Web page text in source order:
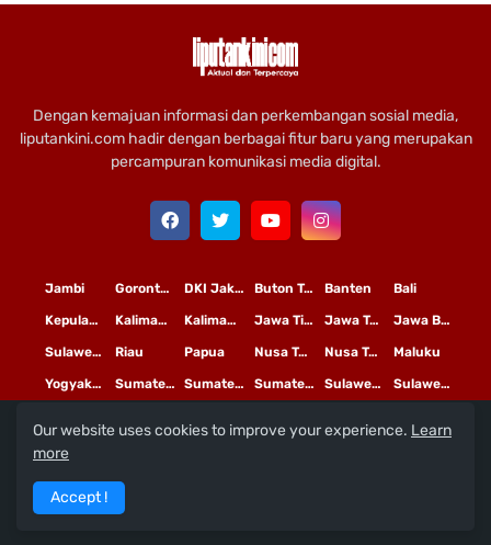
Dengan kemajuan informasi dan perkembangan sosial media,
liputankini.com hadir dengan berbagai fitur baru yang merupakan
percampuran komunikasi media digital.
Bali
Banten
Buton Tengah
DKI Jakarta
Gorontalo
Jambi
Jawa Barat
Jawa Tengah
Jawa Timur
Kalimantan Tengah
Kalimantan Timur
Kepulauan Riau
Maluku
Nusa Tenggara Barat
Nusa Tenggara Timur
Papua
Riau
Sulawesi Selatan
Sulawesi Tengah
Sulawesi Utara
Sumatera Barat
Sumatera Selatan
Sumatera Utara
Yogyakarta
Copyright© 2020 PTLiputan Kini Mediatama
Redaksi Pedoman Media Siber
Our website uses cookies to improve your experience. Learn
more
Accept !